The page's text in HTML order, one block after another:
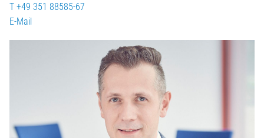
T +49 351 88585-67
E-Mail